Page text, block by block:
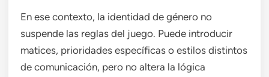
En ese contexto, la identidad de género no
suspende las reglas del juego. Puede introducir
matices, prioridades específicas o estilos distintos
de comunicación, pero no altera la lógica